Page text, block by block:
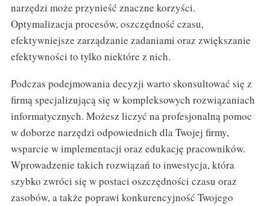
narzędzi może przynieść znaczne korzyści.
Optymalizacja procesów, oszczędność czasu,
efektywniejsze zarządzanie zadaniami oraz zwiększanie
efektywności to tylko niektóre z nich.
Podczas podejmowania decyzji warto skonsultować się z
firmą specjalizującą się w kompleksowych rozwiązaniach
informatycznych. Możesz liczyć na profesjonalną pomoc
w doborze narzędzi odpowiednich dla Twojej firmy,
wsparcie w implementacji oraz edukację pracowników.
Wprowadzenie takich rozwiązań to inwestycja, która
szybko zwróci się w postaci oszczędności czasu oraz
zasobów, a także poprawi konkurencyjność Twojego